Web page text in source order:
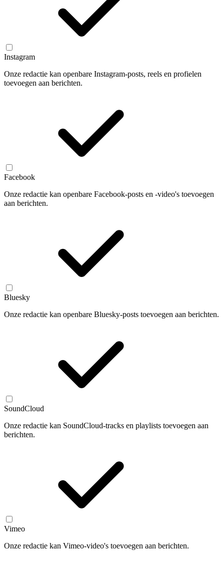
Instagram
Onze redactie kan openbare Instagram-posts, reels en profielen
toevoegen aan berichten.
Facebook
Onze redactie kan openbare Facebook-posts en -video's toevoegen
aan berichten.
Bluesky
Onze redactie kan openbare Bluesky-posts toevoegen aan berichten.
SoundCloud
Onze redactie kan SoundCloud-tracks en playlists toevoegen aan
berichten.
Vimeo
Onze redactie kan Vimeo-video's toevoegen aan berichten.